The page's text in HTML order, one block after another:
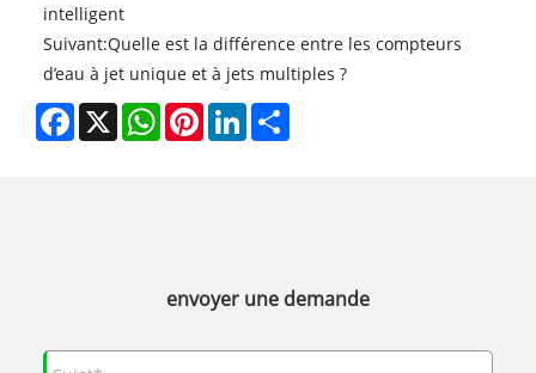
intelligent
Suivant:Quelle est la différence entre les compteurs
d’eau à jet unique et à jets multiples ?
Facebook
X WhatsAppPinterestLinkedInShare
envoyer une demande